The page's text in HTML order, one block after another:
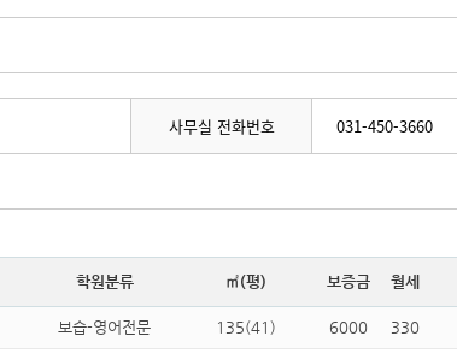
사무실 전화번호 031-450-3660
학원분류 ㎡(평) 보증금 월세
보습-영어전문 135(41) 6000 330